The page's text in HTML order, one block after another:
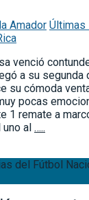
Amador Últimas
venció
a su
su cómoda
pocas
1 remate a
uno al …..
del Fútbol